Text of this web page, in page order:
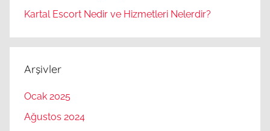
Kartal Escort Nedir ve Hizmetleri Nelerdir?
Arşivler
Ocak 2025
Ağustos 2024